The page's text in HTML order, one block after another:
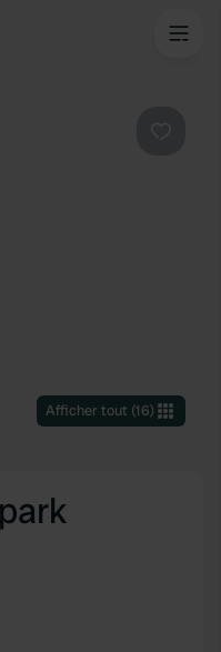
Afficher tout(16)